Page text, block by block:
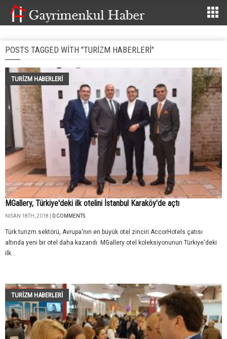
POSTS TAGGED WITH "TURIZM HABERLERI"
TURIZM HABERLERI
MGallery, Türkiye'deki ilk otelini İstanbul Karaköy'de açtı
NISAN 18TH, 2018 | 0 COMMENTS
Türk turizm sektörü, Avrupa'nın en büyük otel zinciri AccorHotels çatısı
altında yeni bir otel daha kazandı. MGallery otel koleksiyonunun Türkiye'deki
ilk...
TURIZM HABERLERI